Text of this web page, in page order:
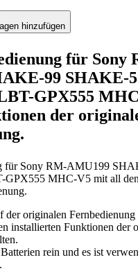
hinzufügen
für Sony
99 SHAKE-
GPX555
der
fürSony RM-AMU199
GPX555 MHC-V5 mit all
originalen Fernbedienung
installierten Funktionen der
rein und es ist